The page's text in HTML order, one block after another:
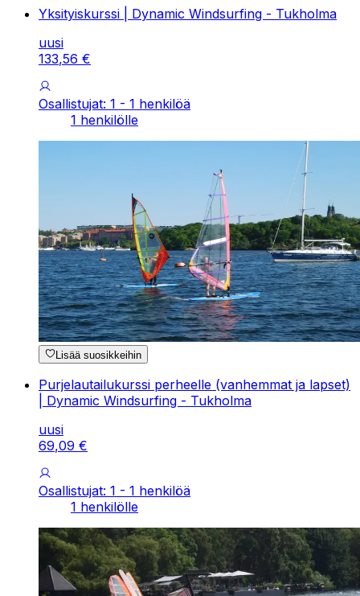
Yksityiskurssi | Dynamic Windsurfing - Tukholma
uusi
133,56 €
Osallistujat: 1 - 1 henkilöä
1 henkilölle
Lisää suosikkeihin
Purjelautailukurssi perheelle (vanhemmat ja lapset)
| Dynamic Windsurfing - Tukholma
uusi
69,09 €
Osallistujat: 1 - 1 henkilöä
1 henkilölle